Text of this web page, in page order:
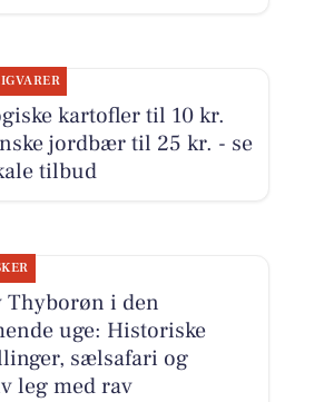
kartofler til 10 kr.
jordbær til 25 kr. - se
tilbud
Thyborøn i den
uge: Historiske
sælsafari og
leg med rav